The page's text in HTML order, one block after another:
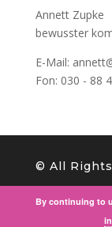
Annett Zupke
bewusster
E-Mail:
Fon: 030 - 88
©️ All
By continuing to